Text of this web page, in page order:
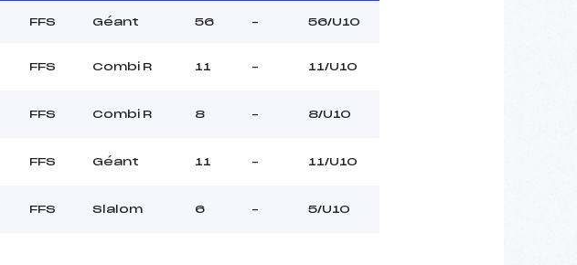
FFS Géant 56 – 56/U10
FFS Combi R 11 – 11/U10
FFS Combi R 8 – 8/U10
FFS Géant 11 – 11/U10
FFS Slalom 6 – 5/U10